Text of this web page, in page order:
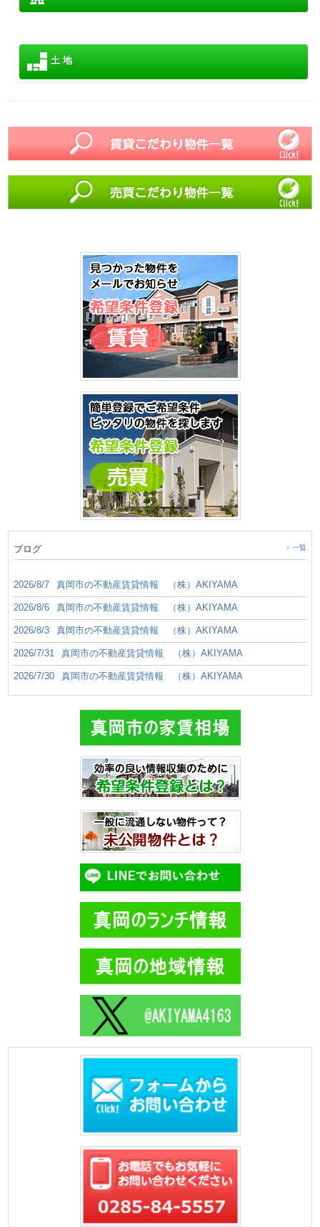
土 地
ブログ 一覧
2026/8/7 真岡市の不動産賃貸情報 （株）AKIYAMA
2026/8/6 真岡市の不動産賃貸情報 （株）AKIYAMA
2026/8/3 真岡市の不動産賃貸情報 （株）AKIYAMA
2026/7/31 真岡市の不動産賃貸情報 （株）AKIYAMA
2026/7/30 真岡市の不動産賃貸情報 （株）AKIYAMA